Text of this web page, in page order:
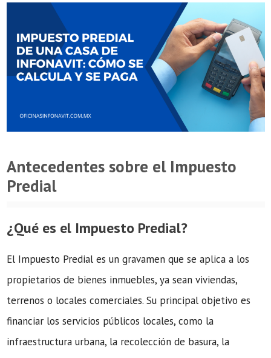
Antecedentes sobre el Impuesto
Predial
¿Qué es el Impuesto Predial?
El Impuesto Predial es un gravamen que se aplica a los
propietarios de bienes inmuebles, ya sean viviendas,
terrenos o locales comerciales. Su principal objetivo es
financiar los servicios públicos locales, como la
infraestructura urbana, la recolección de basura, la